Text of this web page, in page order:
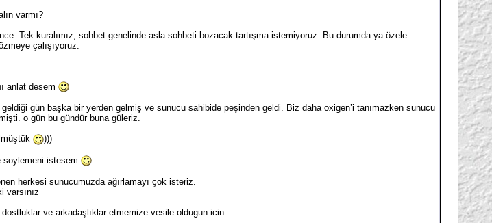
varmı?
Tek kuralımız; sohbet genelinde asla sohbeti bozacak tartışma istemiyoruz. Bu durumda ya özele
çalışıyoruz.
anlat desem
gün başka bir yerden gelmiş ve sunucu sahibide peşinden geldi. Biz daha oxigen’i tanımazken sunucu
o gün bu gündür buna güleriz.
)))
soylemeni istesem
herkesi sunucumuzda ağırlamayı çok isteriz.
varsınız
ve arkadaşlıklar etmemize vesile oldugun icin